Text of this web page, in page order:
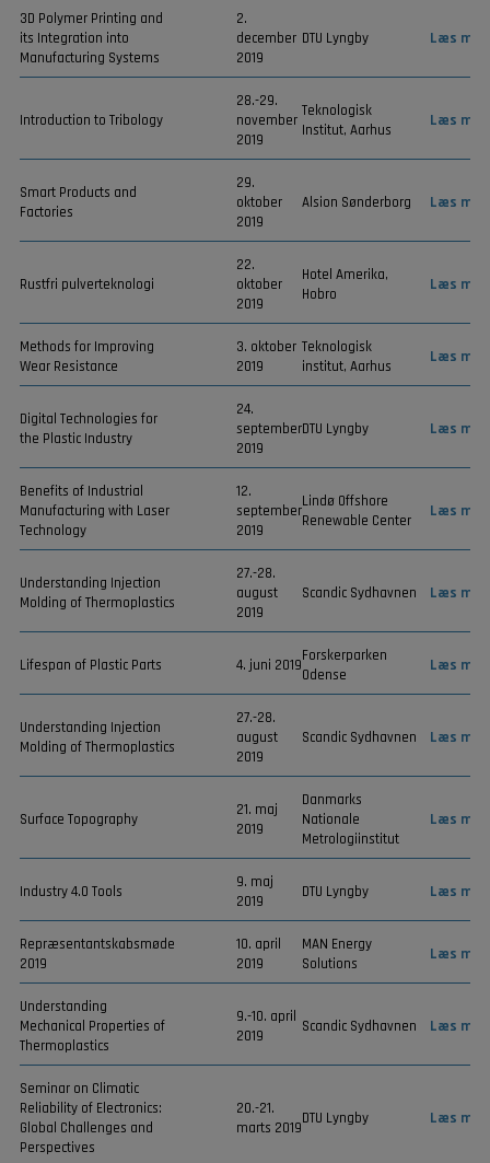
3D Polymer Printing and
its Integration into
Manufacturing Systems
2.
december
2019
DTU Lyngby Læs
Introduction to Tribology
28.-29.
november
2019
Teknologisk
Institut, Aarhus
Læs
Smart Products and
Factories
29.
oktober
2019
Alsion Sønderborg Læs
Rustfri pulverteknologi
22.
oktober
2019
Hotel Amerika,
Hobro
Læs
Methods for Improving
Wear Resistance
3. oktober
2019
Teknologisk
institut, Aarhus
Læs
Digital Technologies for
the Plastic Industry
24.
september
2019
DTU Lyngby Læs
Benefits of Industrial
Manufacturing with Laser
Technology
12.
september
2019
Lindø Offshore
Renewable Center
Læs
Understanding Injection
Molding of Thermoplastics
27.-28.
august
2019
Scandic Sydhavnen Læs
Lifespan of Plastic Parts 4. juni 2019
Forskerparken
Odense
Læs
Understanding Injection
Molding of Thermoplastics
27.-28.
august
2019
Scandic Sydhavnen Læs
Surface Topography
21. maj
2019
Danmarks
Nationale
Metrologiinstitut
Læs
Industry 4.0 Tools
9. maj
2019
DTU Lyngby Læs
Repræsentantskabsmøde
2019
10. april
2019
MAN Energy
Solutions
Læs
Understanding
Mechanical Properties of
Thermoplastics
9.-10. april
2019
Scandic Sydhavnen Læs
Seminar on Climatic
Reliability of Electronics:
Global Challenges and
Perspectives
20.-21.
marts 2019
DTU Lyngby Læs